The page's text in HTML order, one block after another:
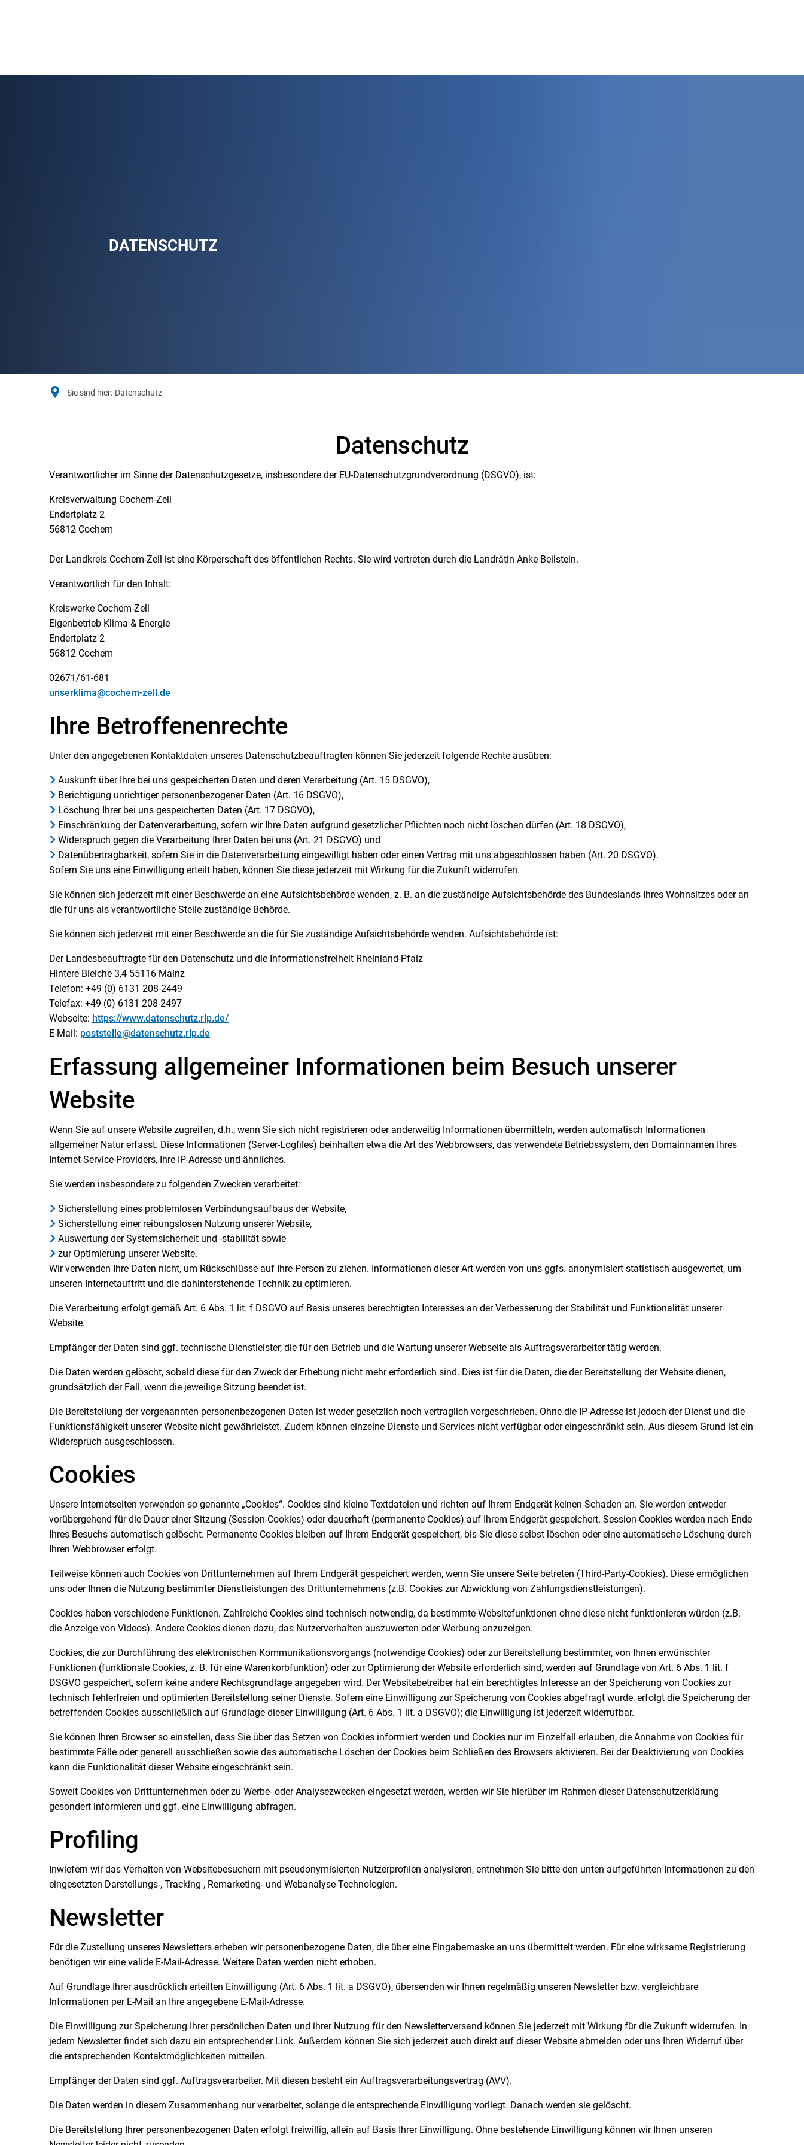
DATENSCHUTZ
Sie sind hier: Datenschutz
Datenschutz
Verantwortlicher im Sinne der Datenschutzgesetze, insbesondere der EU-Datenschutzgrundverordnung (DSGVO), ist:
Kreisverwaltung Cochem-Zell
Endertplatz 2
56812 Cochem
Der Landkreis Cochem-Zell ist eine Körperschaft des öffentlichen Rechts. Sie wird vertreten durch die Landrätin Anke Beilstein.
Verantwortlich für den Inhalt:
Kreiswerke Cochem-Zell
Eigenbetrieb Klima & Energie
Endertplatz 2
56812 Cochem
02671/61-681
unserklima@cochem-zell.de
Ihre Betroffenenrechte
Unter den angegebenen Kontaktdaten unseres Datenschutzbeauftragten können Sie jederzeit folgende Rechte ausüben:
Auskunft über Ihre bei uns gespeicherten Daten und deren Verarbeitung (Art. 15 DSGVO),
Berichtigung unrichtiger personenbezogener Daten (Art. 16 DSGVO),
Löschung Ihrer bei uns gespeicherten Daten (Art. 17 DSGVO),
Einschränkung der Datenverarbeitung, sofern wir Ihre Daten aufgrund gesetzlicher Pflichten noch nicht löschen dürfen (Art. 18 DSGVO),
Widerspruch gegen die Verarbeitung Ihrer Daten bei uns (Art. 21 DSGVO) und
Datenübertragbarkeit, sofern Sie in die Datenverarbeitung eingewilligt haben oder einen Vertrag mit uns abgeschlossen haben (Art. 20 DSGVO).
Sofern Sie uns eine Einwilligung erteilt haben, können Sie diese jederzeit mit Wirkung für die Zukunft widerrufen.
Sie können sich jederzeit mit einer Beschwerde an eine Aufsichtsbehörde wenden, z. B. an die zuständige Aufsichtsbehörde des Bundeslands Ihres Wohnsitzes oder an
die für uns als verantwortliche Stelle zuständige Behörde.
Sie können sich jederzeit mit einer Beschwerde an die für Sie zuständige Aufsichtsbehörde wenden. Aufsichtsbehörde ist:
Der Landesbeauftragte für den Datenschutz und die Informationsfreiheit Rheinland-Pfalz
Hintere Bleiche 3,4 55116 Mainz
Telefon: +49 (0) 6131 208-2449
Telefax: +49 (0) 6131 208-2497
Webseite: https://www.datenschutz.rlp.de/
E-Mail: poststelle@datenschutz.rlp.de
Erfassung allgemeiner Informationen beim Besuch unserer
Website
Wenn Sie auf unsere Website zugreifen, d.h., wenn Sie sich nicht registrieren oder anderweitig Informationen übermitteln, werden automatisch Informationen
allgemeiner Natur erfasst. Diese Informationen (Server-Logfiles) beinhalten etwa die Art des Webbrowsers, das verwendete Betriebssystem, den Domainnamen Ihres
Internet-Service-Providers, Ihre IP-Adresse und ähnliches.
Sie werden insbesondere zu folgenden Zwecken verarbeitet:
Sicherstellung eines problemlosen Verbindungsaufbaus der Website,
Sicherstellung einer reibungslosen Nutzung unserer Website,
Auswertung der Systemsicherheit und -stabilität sowie
zur Optimierung unserer Website.
Wir verwenden Ihre Daten nicht, um Rückschlüsse auf Ihre Person zu ziehen. Informationen dieser Art werden von uns ggfs. anonymisiert statistisch ausgewertet, um
unseren Internetauftritt und die dahinterstehende Technik zu optimieren.
Die Verarbeitung erfolgt gemäß Art. 6 Abs. 1 lit. f DSGVO auf Basis unseres berechtigten Interesses an der Verbesserung der Stabilität und Funktionalität unserer
Website.
Empfänger der Daten sind ggf. technische Dienstleister, die für den Betrieb und die Wartung unserer Webseite als Auftragsverarbeiter tätig werden.
Die Daten werden gelöscht, sobald diese für den Zweck der Erhebung nicht mehr erforderlich sind. Dies ist für die Daten, die der Bereitstellung der Website dienen,
grundsätzlich der Fall, wenn die jeweilige Sitzung beendet ist.
Die Bereitstellung der vorgenannten personenbezogenen Daten ist weder gesetzlich noch vertraglich vorgeschrieben. Ohne die IP-Adresse ist jedoch der Dienst und die
Funktionsfähigkeit unserer Website nicht gewährleistet. Zudem können einzelne Dienste und Services nicht verfügbar oder eingeschränkt sein. Aus diesem Grund ist ein
Widerspruch ausgeschlossen.
Cookies
Unsere Internetseiten verwenden so genannte „Cookies“. Cookies sind kleine Textdateien und richten auf Ihrem Endgerät keinen Schaden an. Sie werden entweder
vorübergehend für die Dauer einer Sitzung (Session-Cookies) oder dauerhaft (permanente Cookies) auf Ihrem Endgerät gespeichert. Session-Cookies werden nach Ende
Ihres Besuchs automatisch gelöscht. Permanente Cookies bleiben auf Ihrem Endgerät gespeichert, bis Sie diese selbst löschen oder eine automatische Löschung durch
Ihren Webbrowser erfolgt.
Teilweise können auch Cookies von Drittunternehmen auf Ihrem Endgerät gespeichert werden, wenn Sie unsere Seite betreten (Third-Party-Cookies). Diese ermöglichen
uns oder Ihnen die Nutzung bestimmter Dienstleistungen des Drittunternehmens (z.B. Cookies zur Abwicklung von Zahlungsdienstleistungen).
Cookies haben verschiedene Funktionen. Zahlreiche Cookies sind technisch notwendig, da bestimmte Websitefunktionen ohne diese nicht funktionieren würden (z.B.
die Anzeige von Videos). Andere Cookies dienen dazu, das Nutzerverhalten auszuwerten oder Werbung anzuzeigen.
Cookies, die zur Durchführung des elektronischen Kommunikationsvorgangs (notwendige Cookies) oder zur Bereitstellung bestimmter, von Ihnen erwünschter
Funktionen (funktionale Cookies, z. B. für eine Warenkorbfunktion) oder zur Optimierung der Website erforderlich sind, werden auf Grundlage von Art. 6 Abs. 1 lit. f
DSGVO gespeichert, sofern keine andere Rechtsgrundlage angegeben wird. Der Websitebetreiber hat ein berechtigtes Interesse an der Speicherung von Cookies zur
technisch fehlerfreien und optimierten Bereitstellung seiner Dienste. Sofern eine Einwilligung zur Speicherung von Cookies abgefragt wurde, erfolgt die Speicherung der
betreffenden Cookies ausschließlich auf Grundlage dieser Einwilligung (Art. 6 Abs. 1 lit. a DSGVO); die Einwilligung ist jederzeit widerrufbar.
Sie können Ihren Browser so einstellen, dass Sie über das Setzen von Cookies informiert werden und Cookies nur im Einzelfall erlauben, die Annahme von Cookies für
bestimmte Fälle oder generell ausschließen sowie das automatische Löschen der Cookies beim Schließen des Browsers aktivieren. Bei der Deaktivierung von Cookies
kann die Funktionalität dieser Website eingeschränkt sein.
Soweit Cookies von Drittunternehmen oder zu Werbe- oder Analysezwecken eingesetzt werden, werden wir Sie hierüber im Rahmen dieser Datenschutzerklärung
gesondert informieren und ggf. eine Einwilligung abfragen.
Profiling
Inwiefern wir das Verhalten von Websitebesuchern mit pseudonymisierten Nutzerprofilen analysieren, entnehmen Sie bitte den unten aufgeführten Informationen zu den
eingesetzten Darstellungs-, Tracking-, Remarketing- und Webanalyse-Technologien.
Newsletter
Für die Zustellung unseres Newsletters erheben wir personenbezogene Daten, die über eine Eingabemaske an uns übermittelt werden. Für eine wirksame Registrierung
benötigen wir eine valide E-Mail-Adresse. Weitere Daten werden nicht erhoben.
Auf Grundlage Ihrer ausdrücklich erteilten Einwilligung (Art. 6 Abs. 1 lit. a DSGVO), übersenden wir Ihnen regelmäßig unseren Newsletter bzw. vergleichbare
Informationen per E-Mail an Ihre angegebene E-Mail-Adresse.
Die Einwilligung zur Speicherung Ihrer persönlichen Daten und ihrer Nutzung für den Newsletterversand können Sie jederzeit mit Wirkung für die Zukunft widerrufen. In
jedem Newsletter findet sich dazu ein entsprechender Link. Außerdem können Sie sich jederzeit auch direkt auf dieser Website abmelden oder uns Ihren Widerruf über
die entsprechenden Kontaktmöglichkeiten mitteilen.
Empfänger der Daten sind ggf. Auftragsverarbeiter. Mit diesen besteht ein Auftragsverarbeitungsvertrag (AVV).
Die Daten werden in diesem Zusammenhang nur verarbeitet, solange die entsprechende Einwilligung vorliegt. Danach werden sie gelöscht.
Die Bereitstellung Ihrer personenbezogenen Daten erfolgt freiwillig, allein auf Basis Ihrer Einwilligung. Ohne bestehende Einwilligung können wir Ihnen unseren